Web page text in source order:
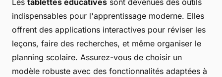
Les tablettes éducatives sont devenues des outils
indispensables pour l'apprentissage moderne. Elles
offrent des applications interactives pour réviser les
leçons, faire des recherches, et même organiser le
planning scolaire. Assurez-vous de choisir un
modèle robuste avec des fonctionnalités adaptées à